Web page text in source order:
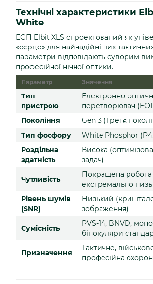
Технічні характеристики
White
ЕОП Elbit XLS спроектований як
«серце» для найнадійніших
параметри відповідають суворим
професійної нічної оптики.
Параметр Значення
Тип
пристрою
Електронно-
перетворювач
Покоління
Gen 3 (Третє
Тип фосфору
White Phosphor
Роздільна
здатність
Висока
задач)
Чутливість
Покращена
екстремально
Рівень шумів
(SNR)
Низький
зображення)
Сумісність
PVS-14, BNVD,
бінокуляри
Призначення
Тактичне,
професійна